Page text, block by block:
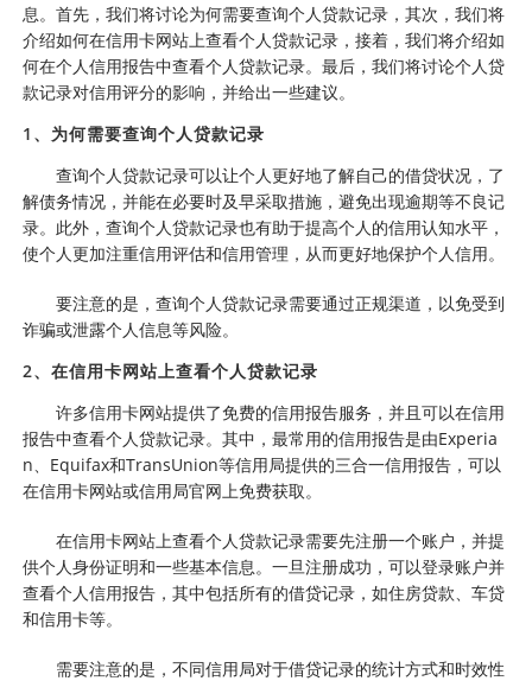
息。首先，我们将讨论为何需要查询个人贷款记录，其次，我们将
介绍如何在信用卡网站上查看个人贷款记录，接着，我们将介绍如
何在个人信用报告中查看个人贷款记录。最后，我们将讨论个人贷
款记录对信用评分的影响，并给出一些建议。
1、为何需要查询个人贷款记录
查询个人贷款记录可以让个人更好地了解自己的借贷状况，了
解债务情况，并能在必要时及早采取措施，避免出现逾期等不良记
录。此外，查询个人贷款记录也有助于提高个人的信用认知水平，
使个人更加注重信用评估和信用管理，从而更好地保护个人信用。
要注意的是，查询个人贷款记录需要通过正规渠道，以免受到
诈骗或泄露个人信息等风险。
2、在信用卡网站上查看个人贷款记录
许多信用卡网站提供了免费的信用报告服务，并且可以在信用
报告中查看个人贷款记录。其中，最常用的信用报告是由Experia
n、Equifax和TransUnion等信用局提供的三合一信用报告，可以
在信用卡网站或信用局官网上免费获取。
在信用卡网站上查看个人贷款记录需要先注册一个账户，并提
供个人身份证明和一些基本信息。一旦注册成功，可以登录账户并
查看个人信用报告，其中包括所有的借贷记录，如住房贷款、车贷
和信用卡等。
需要注意的是，不同信用局对于借贷记录的统计方式和时效性